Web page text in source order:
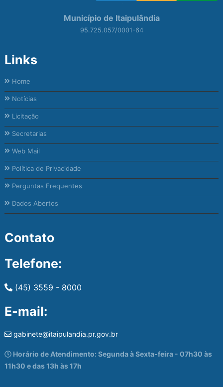
Município de Itaipulândia
95.725.057/0001-64
Links
Home
Notícias
Licitação
Secretarias
Web Mail
Política de Privacidade
Perguntas Frequentes
Dados Abertos
Contato
Telefone:
(45) 3559 - 8000
E-mail:
gabinete@itaipulandia.pr.gov.br
Horário de Atendimento: Segunda à Sexta-feira - 07h30 às
11h30 e das 13h às 17h